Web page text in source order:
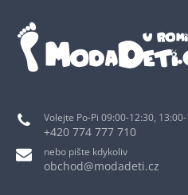
Volejte Po-Pi 09:00-12:30,
+420 774 777 710
nebo pište kdykoliv
obchod@modadeti.cz